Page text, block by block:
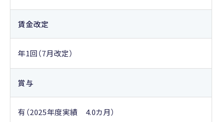
賃金改定
年1回（7月改定）
賞与
有（2025年度実績 4.0カ月）